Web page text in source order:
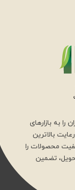
را به بازارهای
بالاترین
محصولات را
تضمین